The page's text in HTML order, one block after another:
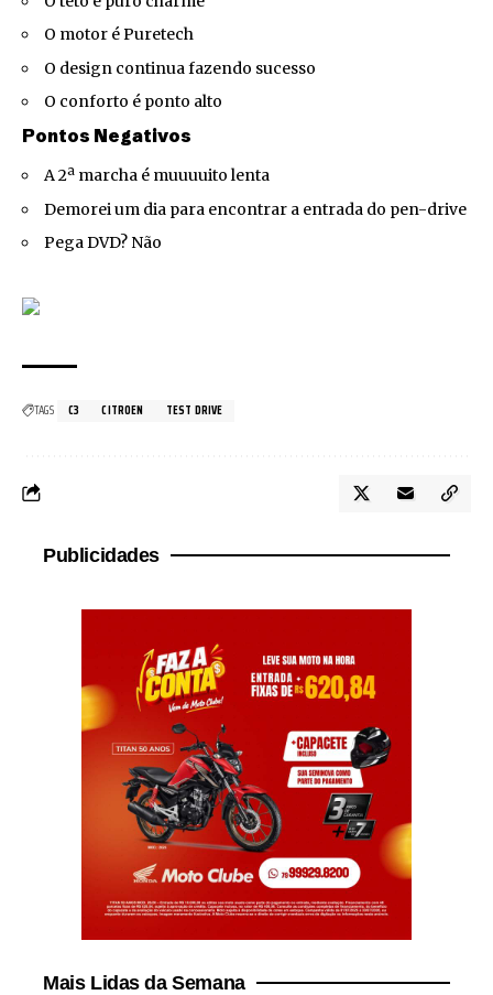
O motor é Puretech
O design continua fazendo sucesso
O conforto é ponto alto
Pontos Negativos
A 2ª marcha é muuuuito lenta
Demorei um dia para encontrar a entrada do pen-drive
Pega DVD? Não
TAGS C3 CITROEN TEST DRIVE
Publicidades
Mais Lidas da Semana